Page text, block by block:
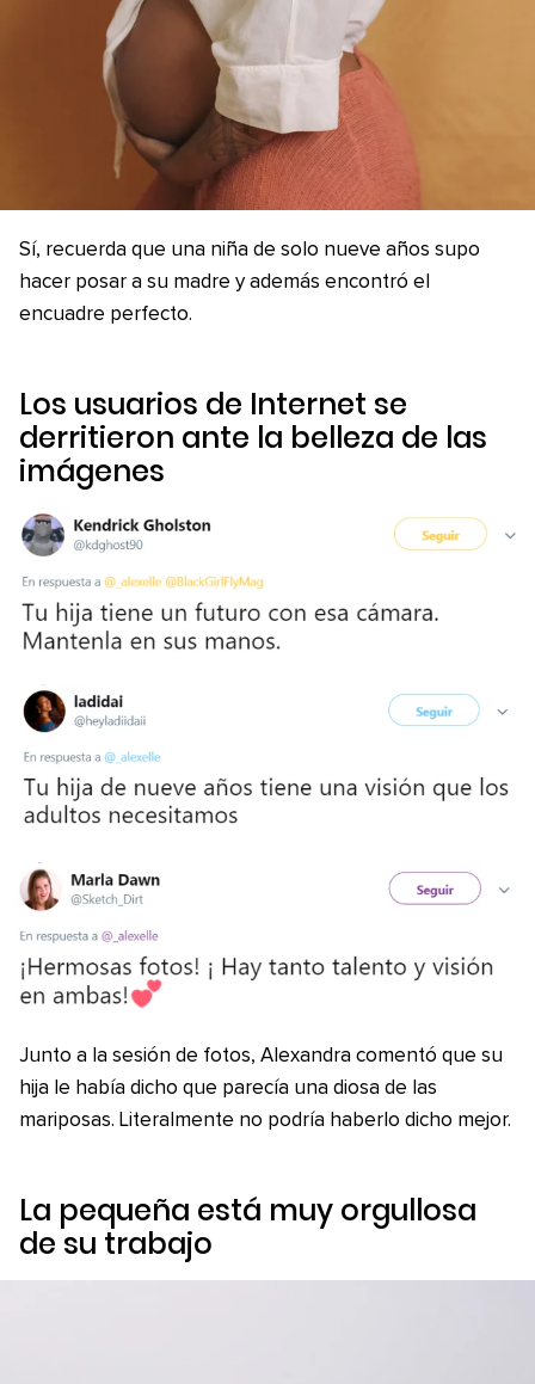
Sí, recuerda que una niña de solo nueve años supo
hacer posar a su madre y además encontró el
encuadre perfecto.
Los usuarios de Internet se
derritieron ante la belleza de las
imágenes
Junto a la sesión de fotos, Alexandra comentó que su
hija le había dicho que parecía una diosa de las
mariposas. Literalmente no podría haberlo dicho mejor.
La pequeña está muy orgullosa
de su trabajo